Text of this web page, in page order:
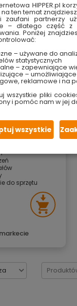
mm z
NAC
do sprzętu
HIPPER.pl
ten temat
partnerzy
– dlatego część z
Poniżej
– używane do
statystycznych
– zapewniające
–
reklamowe i na
wszystkie pliki
i pomóc nam w jej
wszystkie